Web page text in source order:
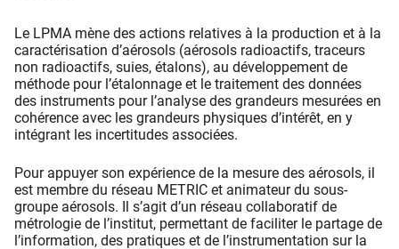
Le LPMA mène des actions relatives à la production et à la
caractérisation d’aérosols (aérosols radioactifs, traceurs
non radioactifs, suies, étalons), au développement de
méthode pour l’étalonnage et le traitement des données
des instruments pour l’analyse des grandeurs mesurées en
cohérence avec les grandeurs physiques d’intérêt, en y
intégrant les incertitudes associées.
Pour appuyer son expérience de la mesure des aérosols, il
est membre du réseau METRIC et animateur du sous-
groupe aérosols. Il s’agit d’un réseau collaboratif de
métrologie de l’institut, permettant de faciliter le partage de
l’information, des pratiques et de l’instrumentation sur la